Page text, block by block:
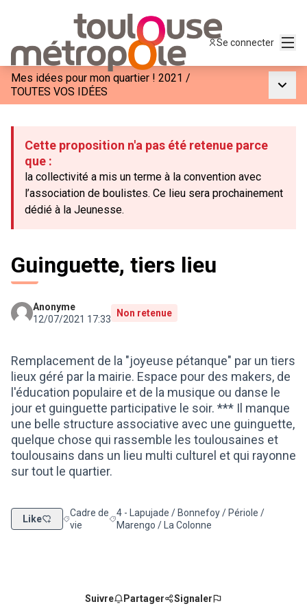
Se connecter
Mes idées pour mon quartier ! 2021 /
TOUTES VOS IDÉES
Cette proposition n'a pas été retenue parce
que :
la collectivité a mis un terme à la convention avec
l’association de boulistes. Ce lieu sera prochainement
dédié à la Jeunesse.
Guinguette, tiers lieu
Anonyme
12/07/2021 17:33
Non retenue
Remplacement de la "joyeuse pétanque" par un tiers
lieux géré par la mairie. Espace pour des makers, de
l'éducation populaire et de la musique ou danse le
jour et guinguette participative le soir. *** Il manque
une belle structure associative avec une guinguette,
quelque chose qui rassemble les toulousaines et
toulousains dans un lieu multi culturel et qui rayonne
sur tout le quartier.
Like Filtrer les résultats de la catégorie : Cadre de vie
Cadre de
vie
Filtrer les résultats pour le secteur : 4 -
4 - Lapujade / Bonnefoy / Périole /
Marengo / La Colonne
Suivre Partager Signaler